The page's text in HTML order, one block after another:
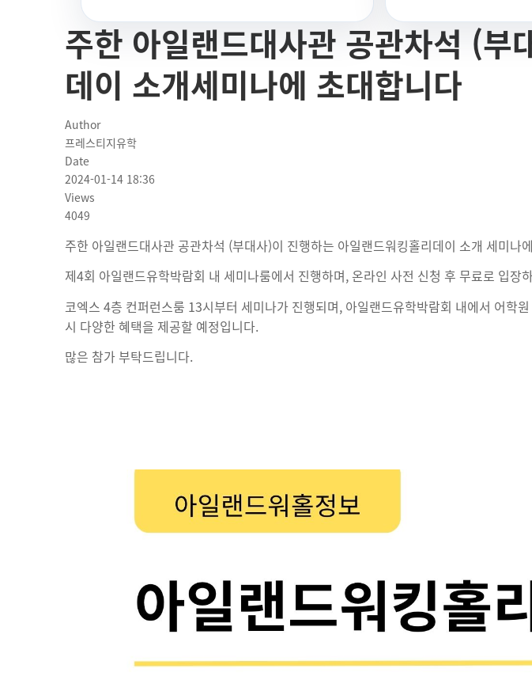
주한 아일랜드대사관 공관차석 (부
데이 소개세미나에 초대합니다
Author
프레스티지유학
Date
2024-01-14 18:36
Views
4049
주한 아일랜드대사관 공관차석 (부대사)이 진행하는 아일랜드워킹홀리데이 소개 세미나
제4회 아일랜드유학박람회 내 세미나룸에서 진행하며, 온라인 사전 신청 후 무료로 입장
코엑스 4층 컨퍼런스룸 13시부터 세미나가 진행되며, 아일랜드유학박람회 내에서 어학
시 다양한 혜택을 제공할 예정입니다.
많은 참가 부탁드립니다.